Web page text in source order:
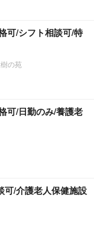
可/シフト相談可/特
の苑
可/日勤のみ/養護老
可/介護老人保健施設